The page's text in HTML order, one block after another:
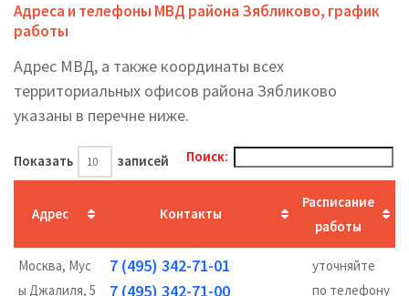
Адреса и телефоны МВД района Зябликово, график
работы
Адрес МВД, а также координаты всех
территориальных офисов района Зябликово
указаны в перечне ниже.
Показать записей Поиск:
Адрес Контакты
Расписание
работы
Москва, Мус
ы Джалиля, 5
7 (495) 342-71-01
7 (495) 342-71-00
уточняйте
по телефону